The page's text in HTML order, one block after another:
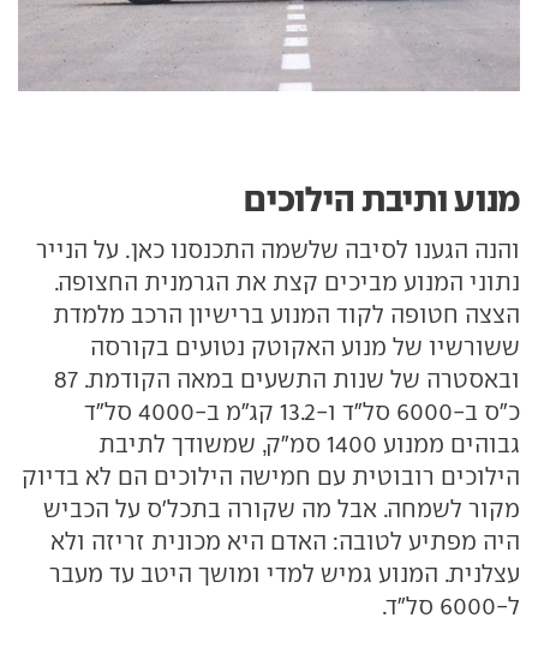
מנוע ותיבת הילוכים
והנה הגענו לסיבה שלשמה התכנסנו כאן. על הנייר
נתוני המנוע מביכים קצת את הגרמנית החצופה.
הצצה חטופה לקוד המנוע ברישיון הרכב מלמדת
ששורשיו של מנוע האקוטק נטועים בקורסה
ובאסטרה של שנות התשעים במאה הקודמת. 87
כ"ס ב-6000 סל"ד ו-13.2 קג"מ ב-4000 סל"ד
גבוהים ממנוע 1400 סמ"ק, שמשודך לתיבת
הילוכים רובוטית עם חמישה הילוכים הם לא בדיוק
מקור לשמחה. אבל מה שקורה בתכל'ס על הכביש
היה מפתיע לטובה: האדם היא מכונית זריזה ולא
עצלנית. המנוע גמיש למדי ומושך היטב עד מעבר
ל-6000 סל"ד.